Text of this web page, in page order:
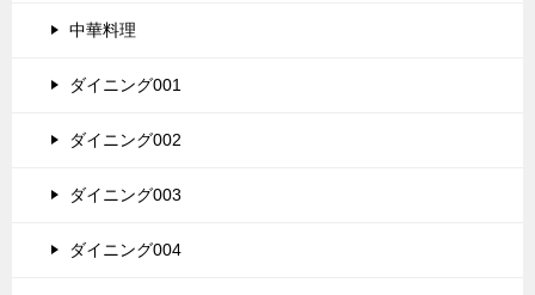
中華料理
ダイニング001
ダイニング002
ダイニング003
ダイニング004